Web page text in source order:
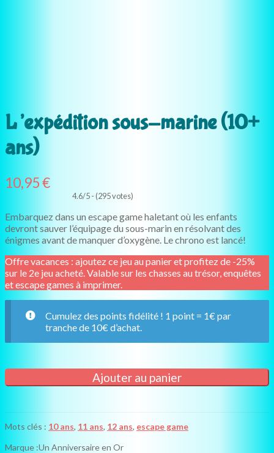
L’expédition sous-marine (10+
ans)
10,95€
4.6/5 - (295 votes)
Embarquez dans un escape game haletant où les enfants
devront sauver l’équipage du sous-marin en résolvant des
énigmes avant de manquer d’oxygène. Le chrono est lancé!
Offre vacances : ajoutez ce jeu au panier et profitez de -25%
sur le 2e jeu acheté. Valable sur les chasses au trésor, enquêtes
et escape games à imprimer.
Cumulez des points fidélité ! 1 point = 1€ par
tranche de 10€ d’achat.
quantité
de
(10+
ans)
Ajouter au panier
Mots clés : 10 ans, 11 ans, 12 ans, escape game
Marque :Un Anniversaire en Or